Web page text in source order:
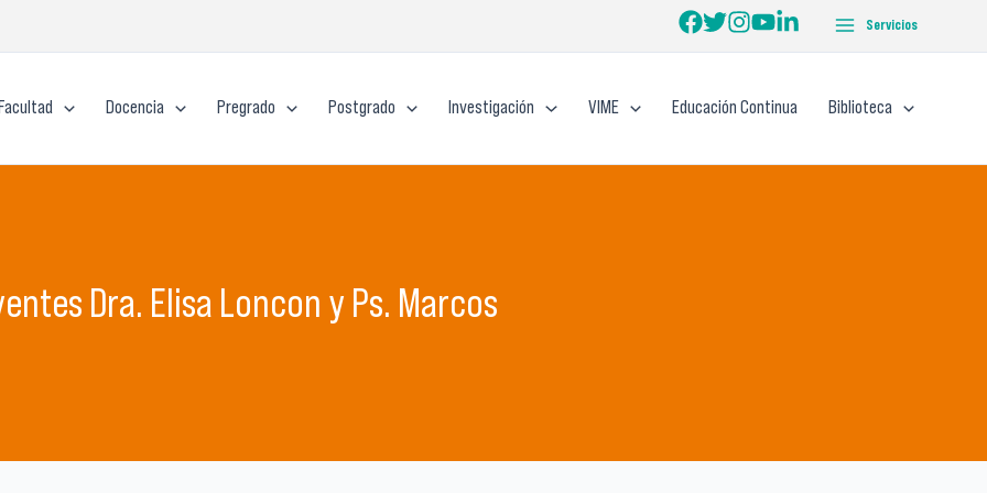
Servicios
Docencia Pregrado Postgrado Investigación VIME Educación Continua Biblioteca
Dra. Elisa Loncon y Ps. Marcos